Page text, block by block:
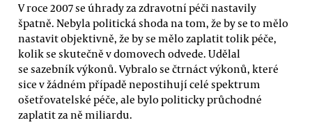
V roce 2007 se úhrady za zdravotní péči nastavily
špatně. Nebyla politická shoda na tom, že by se to mělo
nastavit objektivně, že by se mělo zaplatit tolik péče,
kolik se skutečně v domovech odvede. Udělal
se sazebník výkonů. Vybralo se čtrnáct výkonů, které
sice v žádném případě nepostihují celé spektrum
ošetřovatelské péče, ale bylo politicky průchodné
zaplatit za ně miliardu.